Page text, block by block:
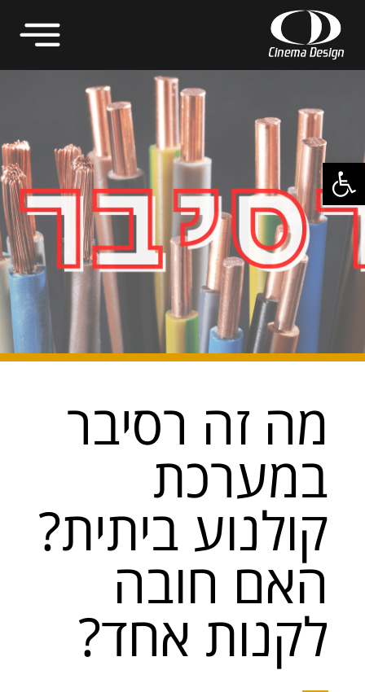
פתח סרגל נגישות
מה זה רסיבר
במערכת
קולנוע ביתית?
האם חובה
לקנות אחד?